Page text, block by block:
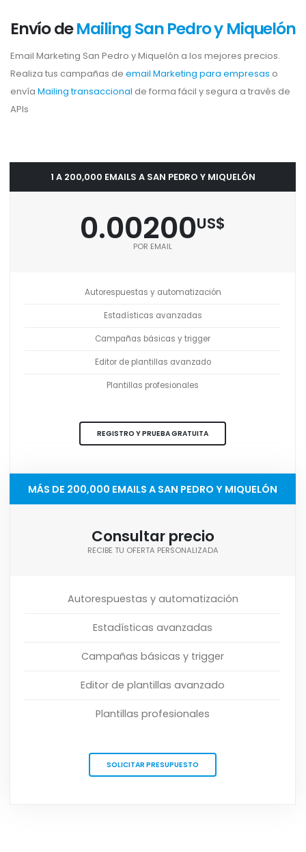
Envío deMailing San Pedro y Miquelón
Email Marketing San Pedro y Miquelón a los mejores precios.
Realiza tus campañas de email Marketing para empresas o
envía Mailing transaccional de forma fácil y segura a través de
APIs
1 A 200,000 EMAILS A SAN PEDRO Y MIQUELÓN
0.00200US$
POR EMAIL
Autorespuestas y automatización
Estadísticas avanzadas
Campañas básicas y trigger
Editor de plantillas avanzado
Plantillas profesionales
REGISTRO Y PRUEBA GRATUITA
MÁS DE 200,000 EMAILS A SAN PEDRO Y MIQUELÓN
Consultar precio
RECIBE TU OFERTA PERSONALIZADA
Autorespuestas y automatización
Estadísticas avanzadas
Campañas básicas y trigger
Editor de plantillas avanzado
Plantillas profesionales
SOLICITAR PRESUPUESTO